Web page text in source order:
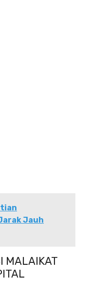
Jauh
MALAIKAT